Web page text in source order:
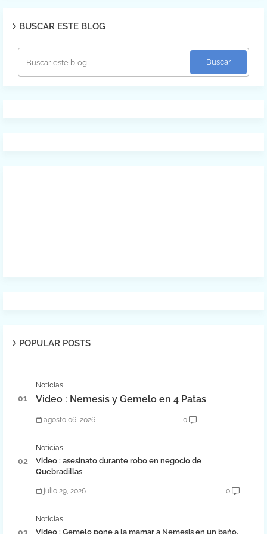
BUSCAR ESTE BLOG
POPULAR POSTS
Noticias
Video : Nemesis y Gemelo en 4 Patas
agosto 06, 2026 0
Noticias
Video : asesinato durante robo en negocio de
Quebradillas
julio 29, 2026 0
Noticias
Video : Gemelo pone a la mamar a Nemesis en un bańo.